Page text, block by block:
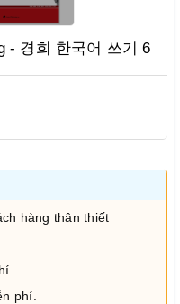
- 경희 한국어 쓰기 6
hàng thân thiết
phí.